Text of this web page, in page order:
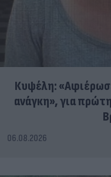
Κυψέλη:
ανάγκη», για
06.08.2026